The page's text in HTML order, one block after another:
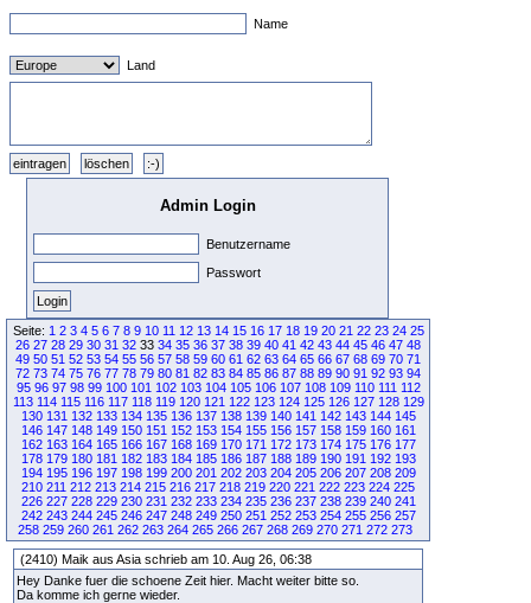
Name
Land
Admin Login
Benutzername
Passwort
Seite: 1 2 3 4 5 6 7 8 9 10 11 12 13 14 15 16 17 18 19 20 21 22 23 24 25
26 27 28 29 30 31 32 33 34 35 36 37 38 39 40 41 42 43 44 45 46 47 48
49 50 51 52 53 54 55 56 57 58 59 60 61 62 63 64 65 66 67 68 69 70 71
72 73 74 75 76 77 78 79 80 81 82 83 84 85 86 87 88 89 90 91 92 93 94
95 96 97 98 99 100 101 102 103 104 105 106 107 108 109 110 111 112
113 114 115 116 117 118 119 120 121 122 123 124 125 126 127 128 129
130 131 132 133 134 135 136 137 138 139 140 141 142 143 144 145
146 147 148 149 150 151 152 153 154 155 156 157 158 159 160 161
162 163 164 165 166 167 168 169 170 171 172 173 174 175 176 177
178 179 180 181 182 183 184 185 186 187 188 189 190 191 192 193
194 195 196 197 198 199 200 201 202 203 204 205 206 207 208 209
210 211 212 213 214 215 216 217 218 219 220 221 222 223 224 225
226 227 228 229 230 231 232 233 234 235 236 237 238 239 240 241
242 243 244 245 246 247 248 249 250 251 252 253 254 255 256 257
258 259 260 261 262 263 264 265 266 267 268 269 270 271 272 273
(2410) Maik aus Asia schrieb am 10. Aug 26, 06:38
Hey Danke fuer die schoene Zeit hier. Macht weiter bitte so.
Da komme ich gerne wieder.